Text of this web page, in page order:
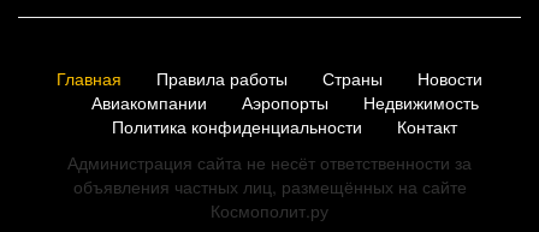
Главная Правила работы Страны
Новости
Авиакомпании
Аэропорты
Недвижимость
Политика конфиденциальности
Контакт
Администрация сайта не несёт ответственности за
объявления частных лиц, размещённых на сайте
Космополит.ру